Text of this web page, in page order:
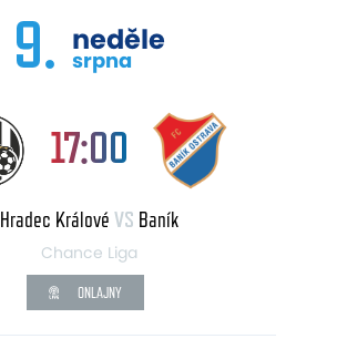
9. neděle
srpna
17:00
Hradec Králové VS Baník
Chance Liga
ONLAJNY